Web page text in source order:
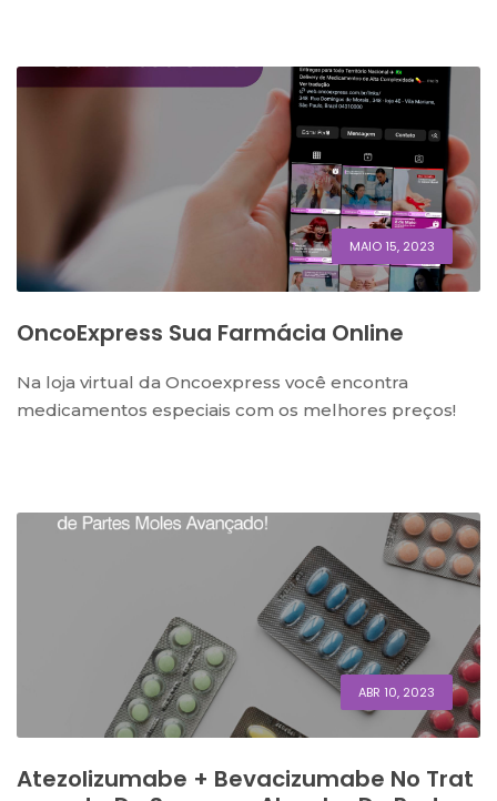
MAIO 15, 2023
OncoExpress Sua Farmácia Online
Na loja virtual da Oncoexpress você encontra
medicamentos especiais com os melhores preços!
ABR 10, 2023
Atezolizumabe + Bevacizumabe No Trat